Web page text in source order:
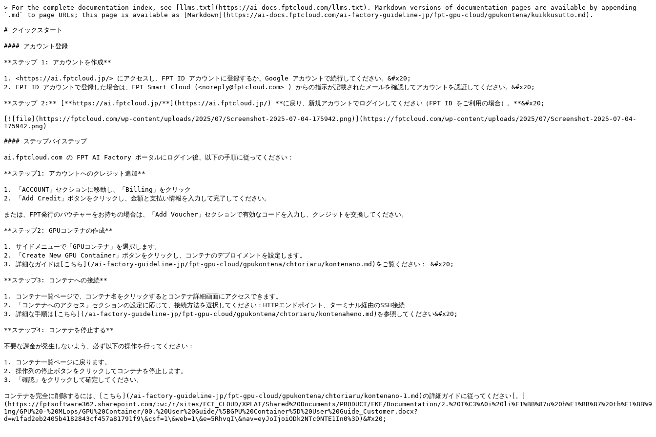
> For the complete documentation index, see [llms.txt](https://ai-docs.fptcloud.com/llms.txt). Markdown versions of documentation pages are available by appending
`.md` to page URLs; this page is available as [Markdown](https://ai-docs.fptcloud.com/ai-factory-guideline-jp/fpt-gpu-cloud/gpukontena/kuikkusutto.md).
# ​​クイックスタート​
#### アカウント登録
**ステップ 1: アカウントを作成**
1. <https://ai.fptcloud.jp/> にアクセスし、FPT ID アカウントに登録するか、Google アカウントで続行してください。&#x20;
2. FPT ID アカウントで登録した場合は、FPT Smart Cloud (<noreply@fptcloud.com> ) からの指示が記載されたメールを確認してアカウントを認証してください。&#x20;
**ステップ 2:** [**https://ai.fptcloud.jp/**](https://ai.fptcloud.jp/) **に戻り、新規アカウントでログインしてください（FPT ID をご利用の場合）。**&#x20;
[![file](https://fptcloud.com/wp-content/uploads/2025/07/Screenshot-2025-07-04-175942.png)](https://fptcloud.com/wp-content/uploads/2025/07/Screenshot-2025-07-04-
175942.png)
#### ステップバイステップ
ai.fptcloud.com の FPT AI Factory ポータルにログイン後、以下の手順に従ってください：
**ステップ1: アカウントへのクレジット追加**
1. 「ACCOUNT」セクションに移動し、「Billing」をクリック
2. 「Add Credit」ボタンをクリックし、金額と支払い情報を入力して完了してください。
または、FPT発行のバウチャーをお持ちの場合は、「Add Voucher」セクションで有効なコードを入力し、クレジットを交換してください。
**ステップ2: GPUコンテナの作成**
1. サイドメニューで「GPUコンテナ」を選択します。
2. 「Create New GPU Container」ボタンをクリックし、コンテナのデプロイメントを設定します。
3. 詳細なガイドは[こちら](/ai-factory-guideline-jp/fpt-gpu-cloud/gpukontena/chtoriaru/kontenano.md)をご覧ください： &#x20;
**ステップ3: コンテナへの接続**
1. コンテナ一覧ページで、コンテナ名をクリックするとコンテナ詳細画面にアクセスできます。
2. 「コンテナへのアクセス」セクションの設定に応じて、接続方法を選択してください：HTTPエンドポイント、ターミナル経由のSSH接続
3. 詳細な手順は[こちら](/ai-factory-guideline-jp/fpt-gpu-cloud/gpukontena/chtoriaru/kontenaheno.md)を参照してください&#x20;
**ステップ4: コンテナを停止する**
不要な課金が発生しないよう、必ず以下の操作を行ってください：
1. コンテナ一覧ページに戻ります。
2. 操作列の停止ボタンをクリックしてコンテナを停止します。
3. 「確認」をクリックして確定してください。
コンテナを完全に削除するには、[こちら](/ai-factory-guideline-jp/fpt-gpu-cloud/gpukontena/chtoriaru/kontenano-1.md)の詳細ガイドに従ってください[。]
(https://fptsoftware362.sharepoint.com/:w:/r/sites/FCI_CLOUD/XPLAT/Shared%20Documents/PRODUCT/FKE/Documentation/2.%20T%C3%A0i%20li%E1%BB%87u%20h%E1%BB%87%20th%E1%BB%9
1ng/GPU%20-%20MLops/GPU%20Container/00.%20User%20Guide/%5BGPU%20Container%5D%20User%20Guide_Customer.docx?
d=w1fad2eb2405b4182843cf457a81791f9\&csf=1\&web=1\&e=5RhvqI\&nav=eyJoIjoiODk2NTc0NTE1In0%3D)&#x20;